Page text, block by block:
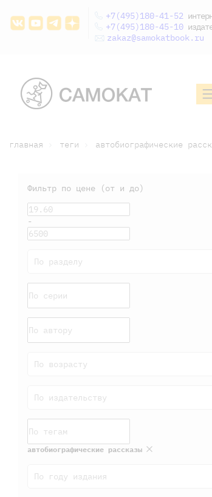
+7(495)180-41-52
+7(495)180-45-10
zakaz@samokatbook.ru
дошкольникам
главная теги автобиографические
Фильтр по цене (от и до)
-
По разделу
По возрасту
По издательству
автобиографические рассказы
По году издания